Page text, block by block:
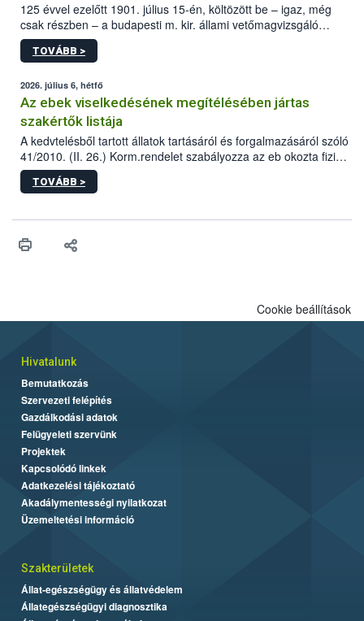
125 évvel ezelőtt 1901. július 15-én, költözött be – igaz, még
csak részben – a budapesti m. kir. állami vetőmagvizsgáló
állomás a Kis Rókus utca 15. szám alatti, Czigler Győző által
tervezett új épületébe.
TOVÁBB >
2026. július 6, hétfő
Az ebek viselkedésének megítélésében jártas
szakértők listája
A kedvtelésből tartott állatok tartásáról és forgalmazásáról szóló
41/2010. (II. 26.) Korm.rendelet szabályozza az eb okozta fizikai
sérülés, illetve ennek veszélye keletkezésekor felmerülő
hatósági feladatokat, valamint a veszélyes eb tartását és annak
vonni az ebek viselkedésének megítélésében jártas szakértőt.
TOVÁBB >
Cookie beállítások
Hivatalunk
Bemutatkozás
Szervezeti felépítés
Gazdálkodási adatok
Felügyeleti szervünk
Projektek
Kapcsolódó linkek
Adatkezelési tájékoztató
Akadálymentességi nyilatkozat
Üzemeltetési információ
Szakterületek
Állat-egészségügy és állatvédelem
Állategészségügyi diagnosztika